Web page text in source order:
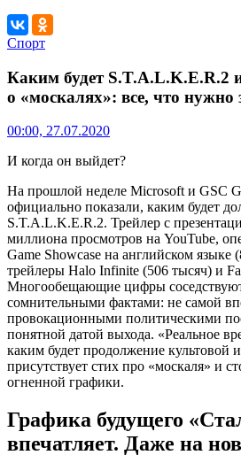
Спорт
Каким будет S.T.A.L.K.E.R.2
о «москалях»: все, что нужно
00:00, 27.07.2020
И когда он выйдет?
На прошлой неделе Microsoft и GSC
официально показали, каким будет
S.T.A.L.K.E.R.2. Трейлер с
миллиона просмотров на YouTube,
Game Showcase на английском языке
трейлеры Halo Infinite (506 тысяч) и
Многообещающие цифры
сомнительными фактами: не самой
провокационными политическими
понятной датой выхода. «Реальное
каким будет продолжение культовой
присутствует стих про «москаля» и
огненной графики.
Графика будущего
впечатляет. Даже на